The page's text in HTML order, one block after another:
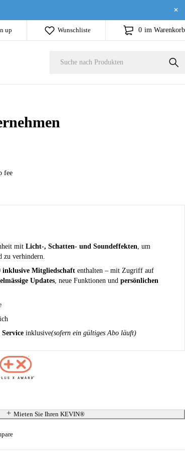
up Wunschliste 0 im Warenkorb
fee
mitLicht-, Schatten- und Soundeffekten , um
zu verhindern.
Mitgliedschaft enthalten – mit Zugriff auf
Updates , neue Funktionen undpersönlichen
inklusive(sofern ein gültiges Abo läuft)
Mieten Sie Ihren KEVIN®